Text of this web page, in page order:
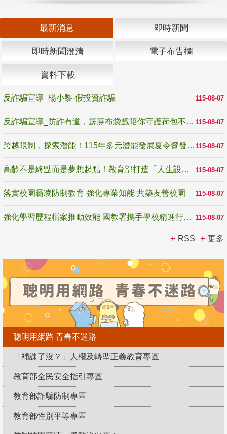
最新消息 即時新聞
即時新聞澄清 電子布告欄
資料下載
115-08-07
反詐騙宣導_楊小黎-假投資詐騙
115-08-07
反詐騙宣導_防詐有道，霹靂布袋戲陪你守護荷包不受騙
115-08-07
跨越限制，探索潛能！115年多元潛能發展夏令營發掘生命無限可能
115-08-07
高齡不是終點而是夢想起點！教育部打造「人生設計夢工場」 參展第3屆高齡健康產業博覽會
115-08-07
落實校園霸凌防制教育 強化專業知能 共築友善校園
115-08-07
強化學習歷程檔案推動效能 國教署攜手學校精進行政與教學支持
RSS 更多
聰明用網路 青春不迷路
「補課了沒？」人權及轉型正義教育專區
教育部全民安全指引專區
教育部詐騙防制專區
教育部性別平等專區